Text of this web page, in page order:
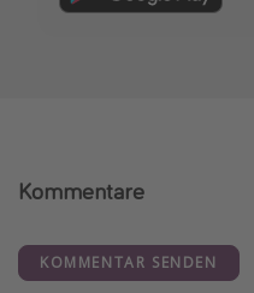
Kommentare
KOMMENTAR SENDEN